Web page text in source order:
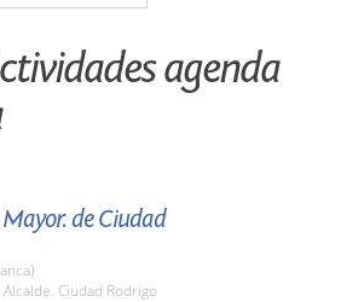
agenda
de Ciudad
Ciudad Rodrigo